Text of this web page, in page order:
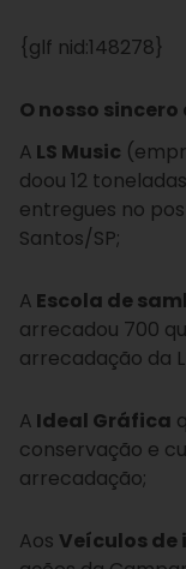
{glf nid:148278}
O nosso
A LS Music
doou 12
entregues no
Santos/SP;
A Escola de
arrecadou 700
arrecadação da
A Ideal Gráfica
conservação e
arrecadação;
Aos Veículos de